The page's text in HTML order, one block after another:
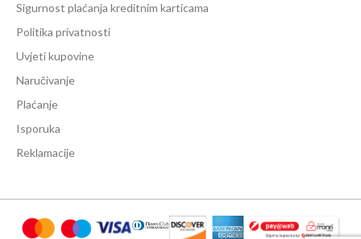
Sigurnost plaćanja kreditnim karticama
Politika privatnosti
Uvjeti kupovine
Naručivanje
Plaćanje
Isporuka
Reklamacije